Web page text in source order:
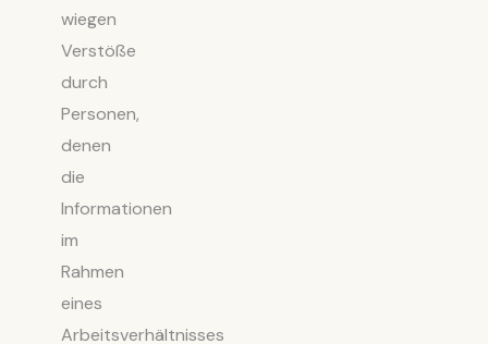
wiegen
Verstöße
durch
Personen,
denen
die
Informationen
im
Rahmen
eines
Arbeitsverhältnisses